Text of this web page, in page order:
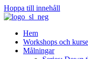
Hoppa till innehåll
Hem
Workshops och
Målningar